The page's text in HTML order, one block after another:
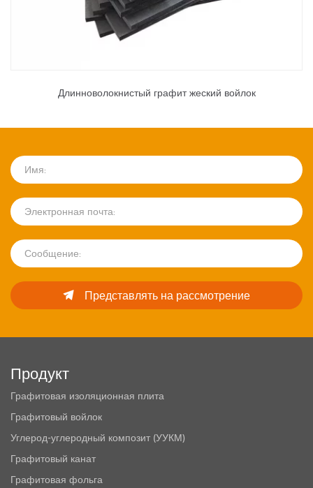
Длинноволокнистый графит жеский войлок
Представлять на рассмотрение
Продукт
Графитовая изоляционная плита
Графитовый войлок
Углерод-углеродный композит (УУКМ)
Графитовый канат
Графитовая фольга